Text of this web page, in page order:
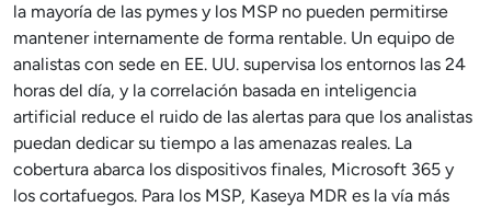
la mayoría de las pymes y los MSP no pueden permitirse
mantener internamente de forma rentable. Un equipo de
analistas con sede en EE. UU. supervisa los entornos las 24
horas del día, y la correlación basada en inteligencia
artificial reduce el ruido de las alertas para que los analistas
puedan dedicar su tiempo a las amenazas reales. La
cobertura abarca los dispositivos finales, Microsoft 365 y
los cortafuegos. Para los MSP, Kaseya MDR es la vía más